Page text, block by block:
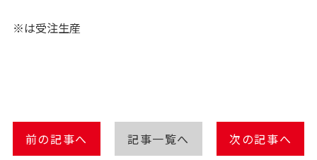
※は受注生産
前の記事へ 記事一覧へ 次の記事へ